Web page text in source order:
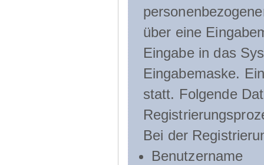
über eine
Eingabe in das
Eingabemaske.
statt. Folgende
Bei der
Benutzername